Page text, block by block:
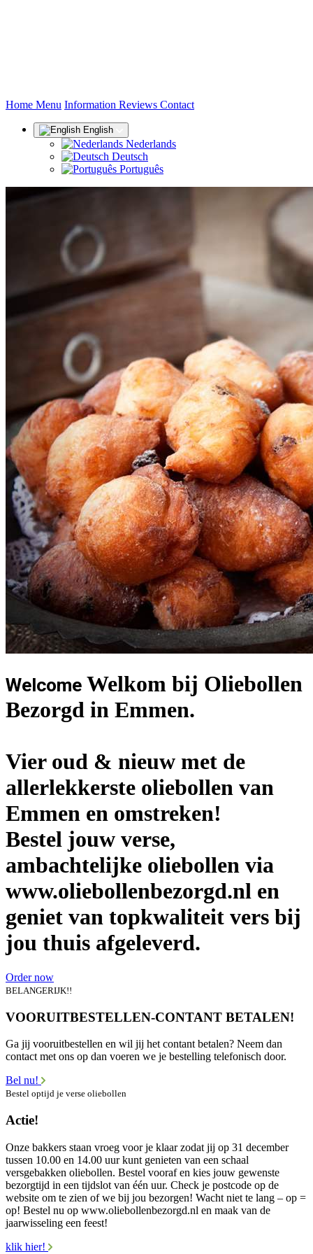
Home (current)
Menu Information Reviews Contact
English
Nederlands
Deutsch
Português
Welcome Welkom bij Oliebollen
Bezorgd in Emmen.
Vier oud & nieuw met de
allerlekkerste oliebollen van
Emmen en omstreken!
Bestel jouw verse,
ambachtelijke oliebollen via
www.oliebollenbezorgd.nl en
geniet van topkwaliteit vers bij
jou thuis afgeleverd.
Order now
BELANGERIJK!!
VOORUITBESTELLEN-CONTANT BETALEN!
Ga jij vooruitbestellen en wil jij het contant betalen? Neem dan
contact met ons op dan voeren we je bestelling telefonisch door.
Bel nu!
Bestel optijd je verse oliebollen
Actie!
Onze bakkers staan vroeg voor je klaar zodat jij op 31 december
tussen 10.00 en 14.00 uur kunt genieten van een schaal
versgebakken oliebollen. Bestel vooraf en kies jouw gewenste
bezorgtijd in een tijdslot van één uur. Check je postcode op de
website om te zien of we bij jou bezorgen! Wacht niet te lang – op =
op! Bestel nu op www.oliebollenbezorgd.nl en maak van de
jaarwisseling een feest!
klik hier!